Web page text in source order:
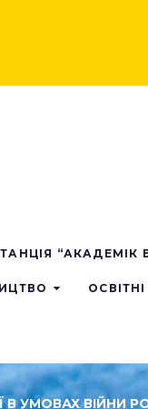
“АКАДЕМІК
УМОВАХ ВІЙНИ